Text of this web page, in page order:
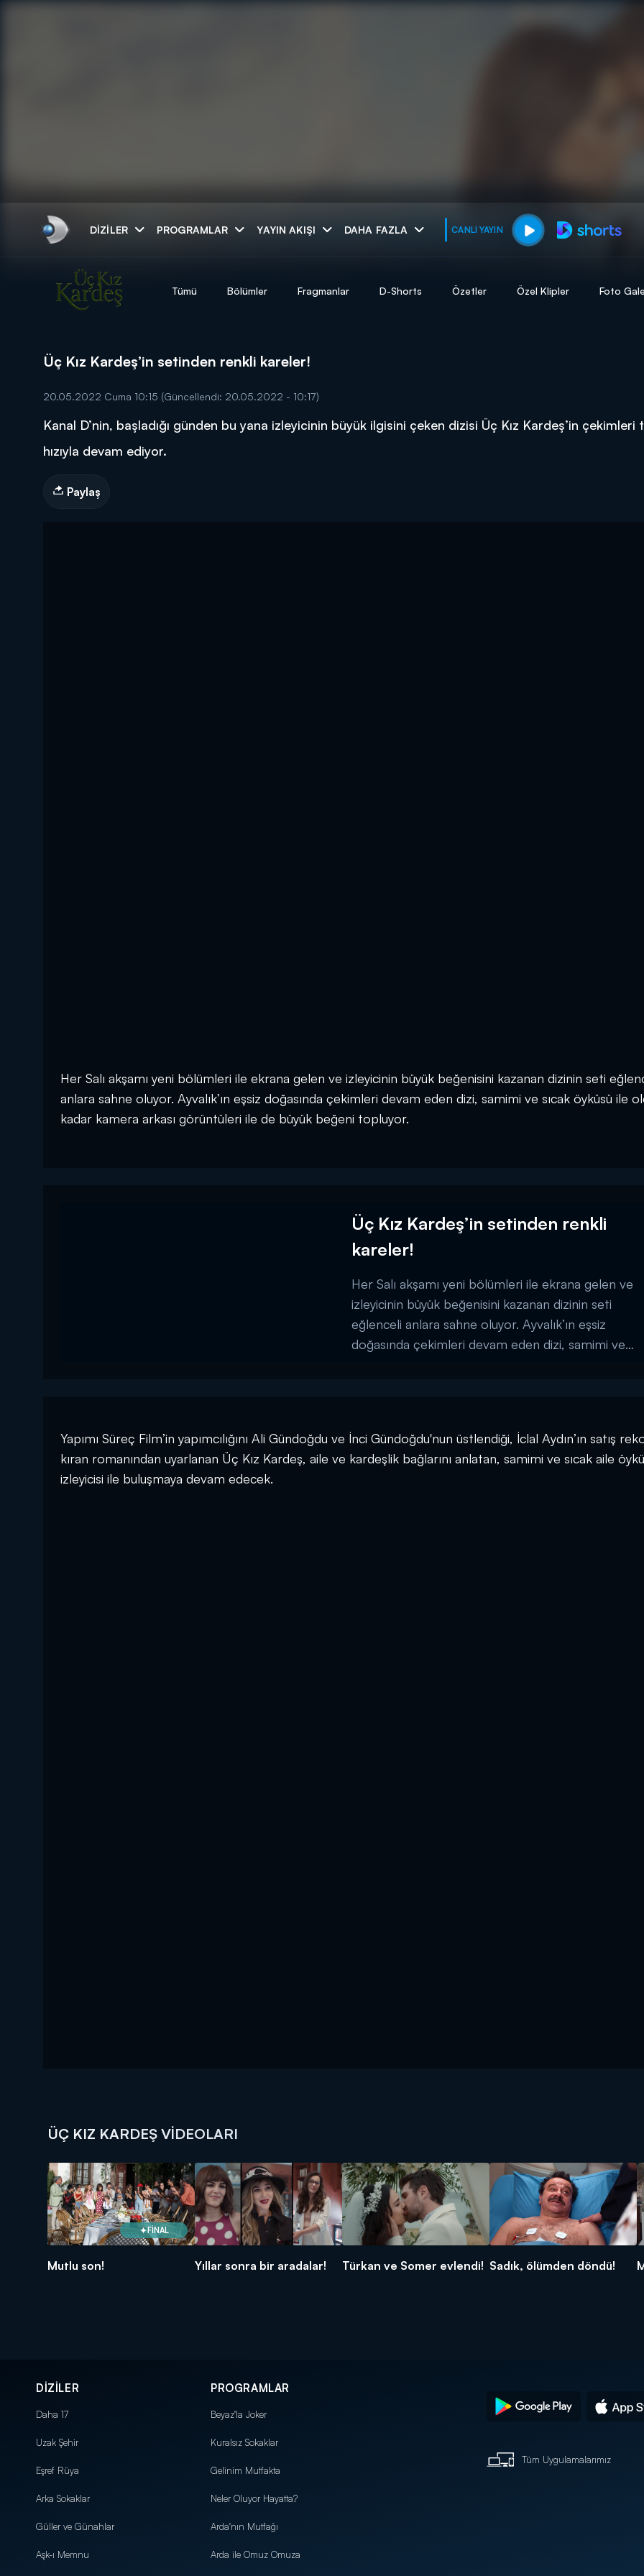
DIZILER PROGRAMLAR YAYIN AKIŞI DAHA FAZLA CANLI YAYIN
muhteşem ikili
DİĞER SONUÇLAR
Tümü Bölümler Fragmanlar D-Shorts Özetler Özel Klipler Foto
Üç Kız Kardeş’in setinden renkli kareler!
20.05.2022 Cuma 10:15 (Güncellendi: 20.05.2022 - 10:17)
Kanal D’nin, başladığı günden bu yana izleyicinin büyük ilgisini çeken dizisi Üç Kız Kardeş’in çekimleri
hızıyla devam ediyor.
Paylaş
Her Salı akşamı yeni bölümleri ile ekrana gelen ve izleyicinin büyük beğenisini kazanan dizinin seti
anlara sahne oluyor. Ayvalık’ın eşsiz doğasında çekimleri devam eden dizi, samimi ve sıcak öyküsü ile
kadar kamera arkası görüntüleri ile de büyük beğeni topluyor.
Üç Kız Kardeş’in setinden renkli
kareler!
Her Salı akşamı yeni bölümleri ile ekrana gelen ve
izleyicinin büyük beğenisini kazanan dizinin seti
eğlenceli anlara sahne oluyor. Ayvalık’ın eşsiz
doğasında çekimleri devam eden dizi, samimi ve
Yapımı Süreç Film’in yapımcılığını Ali Gündoğdu ve İnci Gündoğdu'nun üstlendiği, İclal Aydın’ın satış
kıran romanından uyarlanan Üç Kız Kardeş, aile ve kardeşlik bağlarını anlatan, samimi ve sıcak aile
izleyicisi ile buluşmaya devam edecek.
ÜÇ KIZ KARDEŞ VIDEOLARI
FİNAL
Mutlu son! Yıllar sonra bir aradalar! Türkan ve Somer evlendi! Sadık, ölümden döndü!
DİZİLER
Daha 17
Uzak Şehir
Eşref Rüya
Arka Sokaklar
Güller ve Günahlar
Aşk-ı Memnu
PROGRAMLAR
Beyaz'la Joker
Kuralsız Sokaklar
Gelinim Mutfakta
Neler Oluyor Hayatta?
Arda'nın Mutfağı
Arda ile Omuz Omuza
Tüm Uygulamalarımız